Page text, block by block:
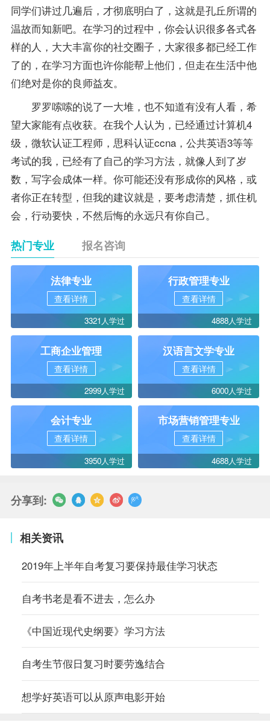
同学们讲过几遍后，才彻底明白了，这就是孔丘所谓的
温故而知新吧。在学习的过程中，你会认识很多各式各
样的人，大大丰富你的社交圈子，大家很多都已经工作
了的，在学习方面也许你能帮上他们，但走在生活中他
们绝对是你的良师益友。
罗罗嗦嗦的说了一大堆，也不知道有没有人看，希
望大家能有点收获。在我个人认为，已经通过计算机4
级，微软认证工程师，思科认证ccna，公共英语3等等
考试的我，已经有了自己的学习方法，就像人到了岁
数，写字会成体一样。你可能还没有形成你的风格，或
者你正在转型，但我的建议就是，要考虑清楚，抓住机
会，行动要快，不然后悔的永远只有你自己。
热门专业 报名咨询
法律专业
查看详情
3321人学过
行政管理专业
查看详情
4888人学过
工商企业管理
查看详情
2999人学过
汉语言文学专业
查看详情
6000人学过
会计专业
查看详情
3950人学过
市场营销管理专业
查看详情
4688人学过
分享到:
相关资讯
2019年上半年自考复习要保持最佳学习状态
自考书老是看不进去，怎么办
《中国近现代史纲要》学习方法
自考生节假日复习时要劳逸结合
想学好英语可以从原声电影开始